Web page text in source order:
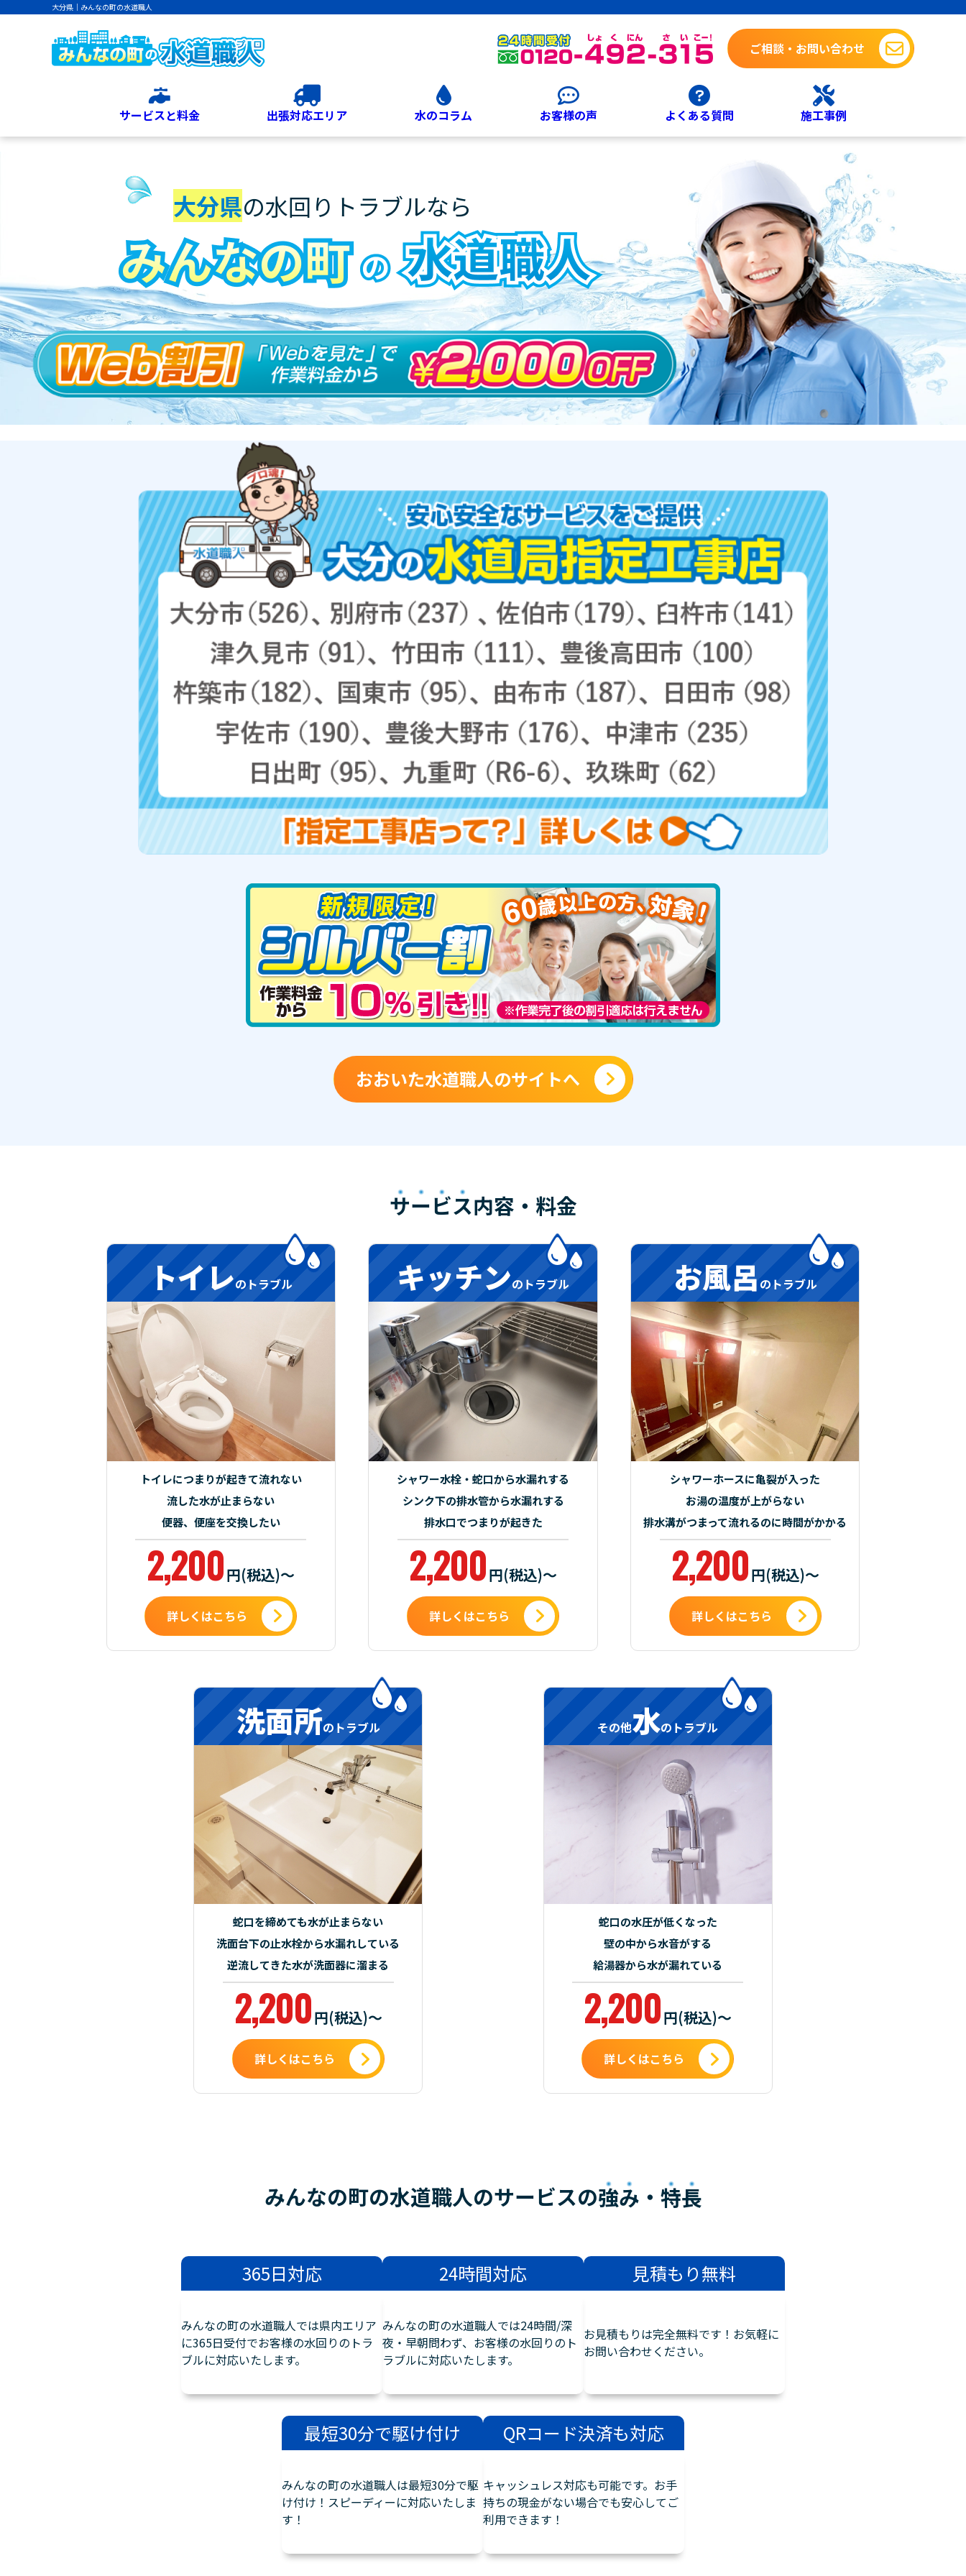
大分県｜みんなの町の水道職人
ご相談・お問い合わせ
サービスと料金 出張対応エリア 水のコラム お客様の声 よくある質問 施工事例
大分県の水回りトラブルなら
おおいた水道職人のサイトへ
サービス内容・料金
トイレのトラブル
トイレにつまりが起きて流れない
流した水が止まらない
便器、便座を交換したい
2,200円(税込)～
詳しくはこちら
キッチンのトラブル
シャワー水栓・蛇口から水漏れする
シンク下の排水管から水漏れする
排水口でつまりが起きた
2,200円(税込)～
詳しくはこちら
お風呂のトラブル
シャワーホースに亀裂が入った
お湯の温度が上がらない
排水溝がつまって流れるのに時間がかかる
2,200円(税込)～
詳しくはこちら
洗面所のトラブル
蛇口を締めても水が止まらない
洗面台下の止水栓から水漏れしている
逆流してきた水が洗面器に溜まる
2,200円(税込)～
詳しくはこちら
その他水のトラブル
蛇口の水圧が低くなった
壁の中から水音がする
給湯器から水が漏れている
2,200円(税込)～
詳しくはこちら
みんなの町の水道職人のサービスの強み ・ 特長
365日対応
みんなの町の水道職人では県内エリア
に365日受付でお客様の水回りのトラ
ブルに対応いたします。
24時間対応
みんなの町の水道職人では24時間/深
夜・早朝問わず、お客様の水回りのト
ラブルに対応いたします。
見積もり無料
お見積もりは完全無料です！お気軽に
お問い合わせください。
最短30分で駆け付け
みんなの町の水道職人は最短30分で駆
け付け！スピーディーに対応いたしま
す！
QRコード決済も対応
キャッシュレス対応も可能です。お手
持ちの現金がない場合でも安心してご
利用できます！